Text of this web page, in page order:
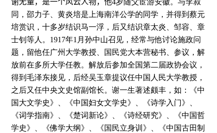
谢无量，是一个风云人物，他4岁随父宦游安徽。与李叔
同，邵力子、黄炎培是上海南洋公学的同学，并得到蔡元
培赏识，十多岁结识马一浮，后又结识章太炎、邹容、章
士钊等人。 1917年1 月孙中山召见，经常与他讨论施政问
题，留他任广州大学教授、国民党大本营秘书、参议，解
放前在多所大学任教。解放后参加全国第二届政协会议，
得到毛泽东接见，后经吴玉章提议任中国人民大学教授，
之后又任中央文史馆副馆长。谢一生著述颇丰，如：《中
国大文学史》、《中国妇女文学史》、《诗学入门》、
《词学指南》、《楚词新论》、《诗经研究》、《中国哲
学史》、《佛学大纲》、《国民立身训》、《中国古田制